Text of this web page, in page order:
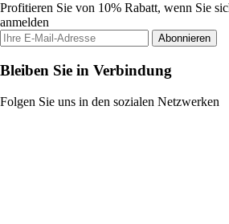
Profitieren Sie von 10% Rabatt, wenn Sie
anmelden
Abonnieren
Bleiben Sie in Verbindung
Folgen Sie uns in den sozialen Netzwerken